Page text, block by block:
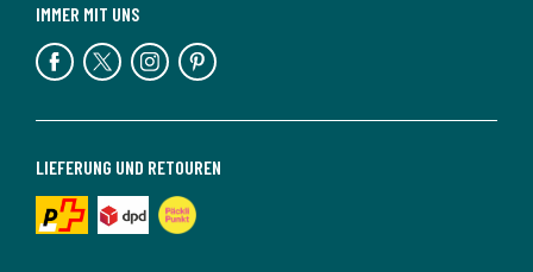
LIEFERUNG UND RETOUREN
IMMER MIT UNS